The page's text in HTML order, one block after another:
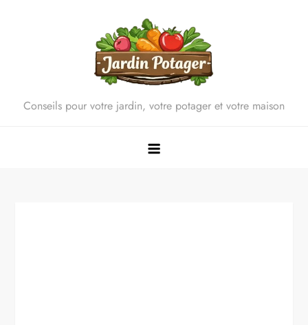
Conseils pour votre jardin, votre potager et votre maison